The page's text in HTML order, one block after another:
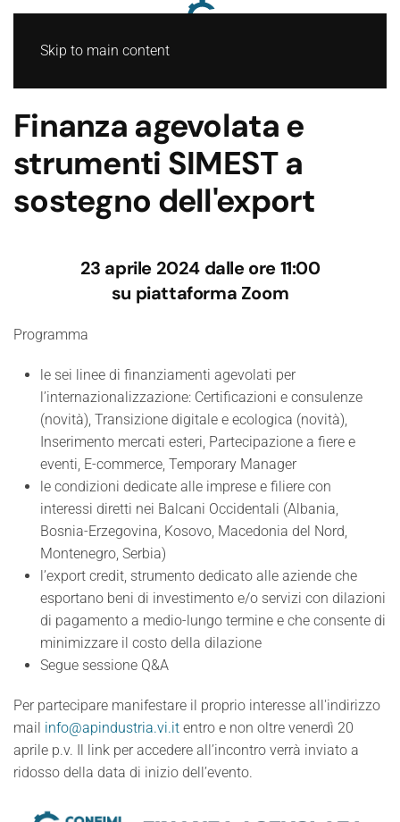
Skip to main content
Finanza agevolata e
strumenti SIMEST a
sostegno dell'export
23 aprile 2024 dalle ore 11:00
su piattaforma Zoom
Programma
le sei linee di finanziamenti agevolati per
l’internazionalizzazione: Certificazioni e consulenze
(novità), Transizione digitale e ecologica (novità),
Inserimento mercati esteri, Partecipazione a fiere e
eventi, E-commerce, Temporary Manager
le condizioni dedicate alle imprese e filiere con
interessi diretti nei Balcani Occidentali (Albania,
Bosnia-Erzegovina, Kosovo, Macedonia del Nord,
Montenegro, Serbia)
l’export credit, strumento dedicato alle aziende che
esportano beni di investimento e/o servizi con dilazioni
di pagamento a medio-lungo termine e che consente di
minimizzare il costo della dilazione
Segue sessione Q&A
Per partecipare manifestare il proprio interesse all'indirizzo
mail info@apindustria.vi.it entro e non oltre venerdì 20
aprile p.v. Il link per accedere all’incontro verrà inviato a
ridosso della data di inizio dell’evento.